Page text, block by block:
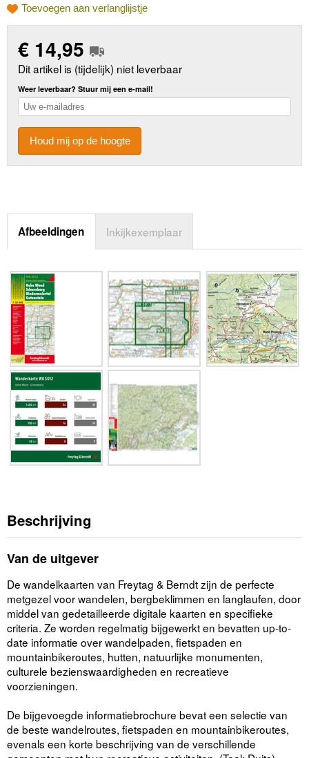
Toevoegen aan verlanglijstje
€ 14,95
Dit artikel is (tijdelijk) niet leverbaar
Weer leverbaar? Stuur mij een e-mail!
Houd mij op de hoogte
Afbeeldingen Inkijkexemplaar
Beschrijving
Van de uitgever
De wandelkaarten van Freytag & Berndt zijn de perfecte
metgezel voor wandelen, bergbeklimmen en langlaufen, door
middel van gedetailleerde digitale kaarten en specifieke
criteria. Ze worden regelmatig bijgewerkt en bevatten up-to-
date informatie over wandelpaden, fietspaden en
mountainbikeroutes, hutten, natuurlijke monumenten,
culturele bezienswaardigheden en recreatieve
voorzieningen.
De bijgevoegde informatiebrochure bevat een selectie van
de beste wandelroutes, fietspaden en mountainbikeroutes,
evenals een korte beschrijving van de verschillende